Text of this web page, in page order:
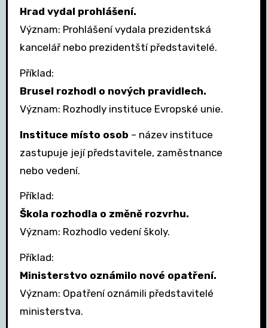
Hrad vydal prohlášení.
Význam: Prohlášení vydala prezidentská
kancelář nebo prezidentští představitelé.
Příklad:
Brusel rozhodl o nových pravidlech.
Význam: Rozhodly instituce Evropské unie.
Instituce místo osob – název instituce
zastupuje její představitele, zaměstnance
nebo vedení.
Příklad:
Škola rozhodla o změně rozvrhu.
Význam: Rozhodlo vedení školy.
Příklad:
Ministerstvo oznámilo nové opatření.
Význam: Opatření oznámili představitelé
ministerstva.